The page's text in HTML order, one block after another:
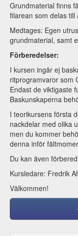
Grundmaterial finns
filarean som delas
Medtages: Egen
grundmaterial, samt
Förberedelser:
I kursen ingår ej
ritprogramvaror som
Endast de viktigaste
Baskunskaperna
I teorikursens första
nackdelar med olika
men du kommer
denna inför
Du kan även
Kursledare: Fredrik
Välkommen!